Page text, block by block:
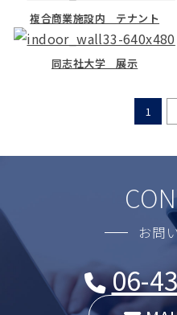
複合商業施設内 テナント
同志社大学 展示
1
お問
06-